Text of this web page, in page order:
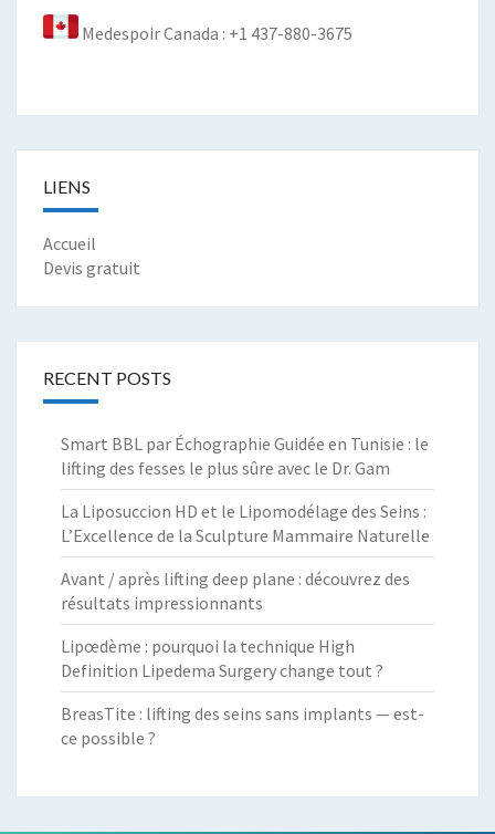
Medespoir Canada : +1 437-880-3675
LIENS
Accueil
Devis gratuit
RECENT POSTS
Smart BBL par Échographie Guidée en Tunisie : le
lifting des fesses le plus sûre avec le Dr. Gam
La Liposuccion HD et le Lipomodélage des Seins :
L’Excellence de la Sculpture Mammaire Naturelle
Avant / après lifting deep plane : découvrez des
résultats impressionnants
Lipœdème : pourquoi la technique High
Definition Lipedema Surgery change tout ?
BreasTite : lifting des seins sans implants — est-
ce possible ?